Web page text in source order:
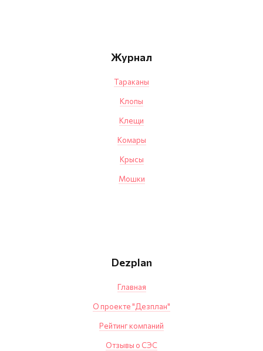
Dezplan
Главная
О проекте "Дезплан"
Рейтинг компаний
Отзывы о СЭС
Журнал
Тараканы
Клопы
Клещи
Комары
Крысы
Мошки